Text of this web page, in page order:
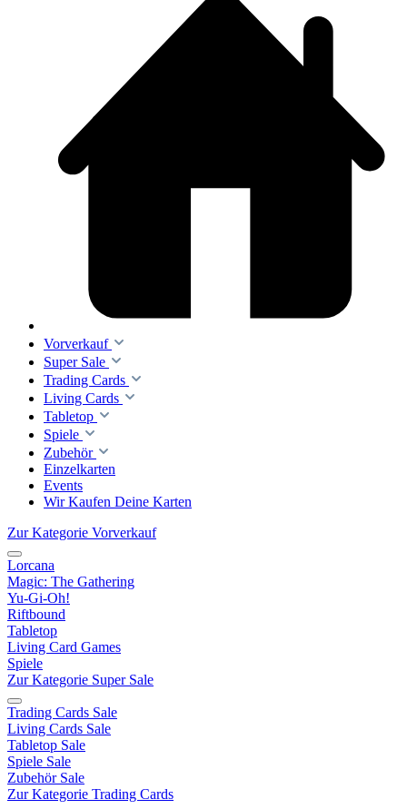
Vorverkauf
Super Sale
Trading Cards
Living Cards
Tabletop
Spiele
Zubehör
Einzelkarten
Events
Wir Kaufen Deine Karten
Zur Kategorie Vorverkauf
Lorcana
Magic: The Gathering
Yu-Gi-Oh!
Riftbound
Tabletop
Living Card Games
Spiele
Zur Kategorie Super Sale
Trading Cards Sale
Living Cards Sale
Tabletop Sale
Spiele Sale
Zubehör Sale
Zur Kategorie Trading Cards